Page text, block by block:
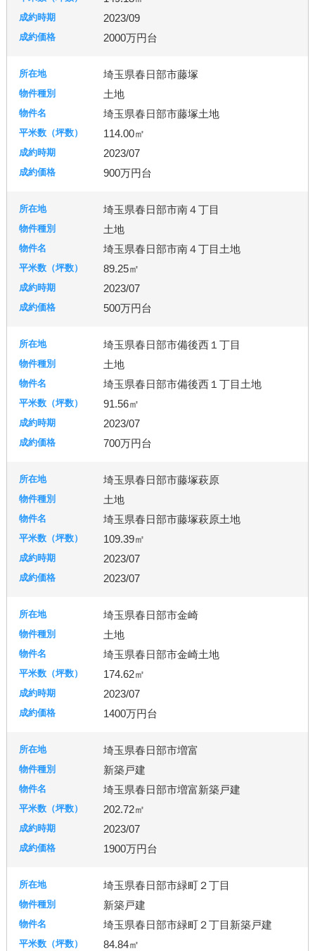
2023/09
2000万円台
埼玉県春日部市藤塚
土地
埼玉県春日部市藤塚土地
114.00㎡
2023/07
900万円台
埼玉県春日部市南４丁目
土地
埼玉県春日部市南４丁目土地
89.25㎡
2023/07
500万円台
埼玉県春日部市備後西１丁目
土地
埼玉県春日部市備後西１丁目土地
91.56㎡
2023/07
700万円台
埼玉県春日部市藤塚萩原
土地
埼玉県春日部市藤塚萩原土地
109.39㎡
2023/07
2023/07
埼玉県春日部市金崎
土地
埼玉県春日部市金崎土地
174.62㎡
2023/07
1400万円台
埼玉県春日部市増富
新築戸建
埼玉県春日部市増富新築戸建
202.72㎡
2023/07
1900万円台
埼玉県春日部市緑町２丁目
新築戸建
埼玉県春日部市緑町２丁目新築戸建
84.84㎡